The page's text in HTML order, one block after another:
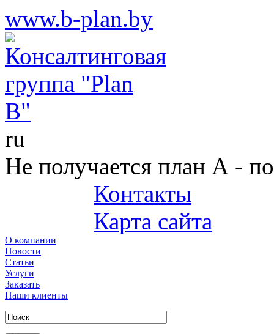
www.b-plan.by
ru
Не получается план А -
Контакты
Карта сайта
О компании
Новости
Статьи
Услуги
Заказать
Наши клиенты